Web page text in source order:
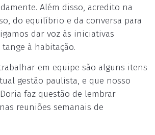
Além disso, acredito na
do equilíbrio e da conversa para
dar voz às iniciativas
à habitação.
em equipe são alguns itens
gestão paulista, e que nosso
faz questão de lembrar
reuniões semanais de